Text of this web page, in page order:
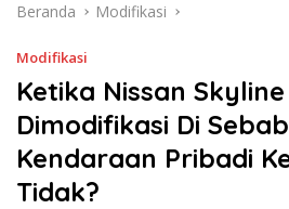
Beranda Modifikasi
Modifikasi
Ketika Nissan Skyline
Dimodifikasi Di
Kendaraan Pribadi
Tidak?